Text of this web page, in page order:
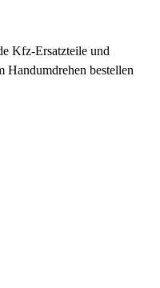
Kfz-Ersatzteile und
Handumdrehen bestellen